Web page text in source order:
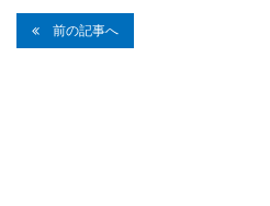
前の記事へ